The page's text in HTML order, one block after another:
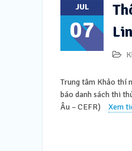
JUL
07
Trung tâm Khảo thí
báo danh sách thi
Âu – CEFR)
Xem